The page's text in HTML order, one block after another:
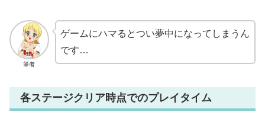
筆者
ゲームにハマるとつい夢中になってしまうん
です…
各ステージクリア時点でのプレイタイム